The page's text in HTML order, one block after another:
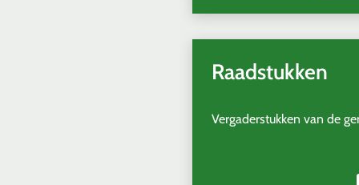
een
Raadstukken
Vergaderstukken van de